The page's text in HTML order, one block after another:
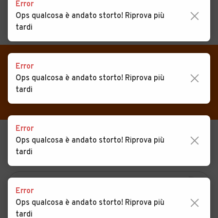
CERCA
Auto
Auto usate
Auto Km 0
Noleggio a lungo termine
Camper
VENDI
MAGAZINE
ACCEDI
Auto usate in vendita
USATO
NUOVO
Error
Ops qualcosa è andato storto! Riprova più
tardi
Error
Ops qualcosa è andato storto! Riprova più
tardi
Error
Ops qualcosa è andato storto! Riprova più
tardi
Error
Ops qualcosa è andato storto! Riprova più
tardi